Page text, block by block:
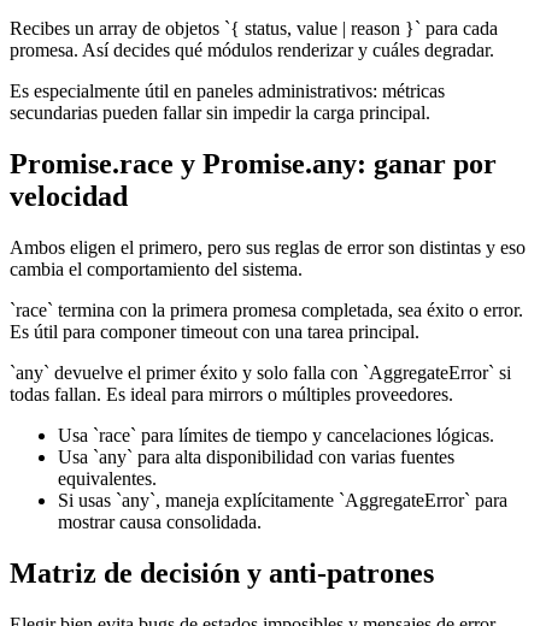
Recibes un array de objetos `{ status, value | reason }` para cada
promesa. Así decides qué módulos renderizar y cuáles degradar.
Es especialmente útil en paneles administrativos: métricas
secundarias pueden fallar sin impedir la carga principal.
Promise.race y Promise.any: ganar por
velocidad
Ambos eligen el primero, pero sus reglas de error son distintas y eso
cambia el comportamiento del sistema.
`race` termina con la primera promesa completada, sea éxito o error.
Es útil para componer timeout con una tarea principal.
`any` devuelve el primer éxito y solo falla con `AggregateError` si
todas fallan. Es ideal para mirrors o múltiples proveedores.
Usa `race` para límites de tiempo y cancelaciones lógicas.
Usa `any` para alta disponibilidad con varias fuentes
equivalentes.
Si usas `any`, maneja explícitamente `AggregateError` para
mostrar causa consolidada.
Matriz de decisión y anti-patrones